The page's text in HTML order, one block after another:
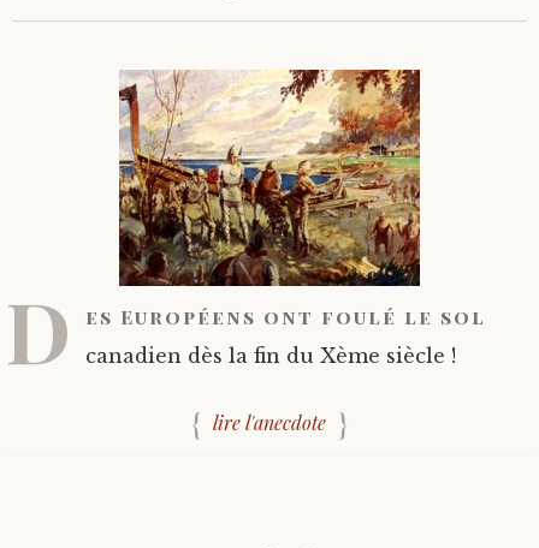
D es Européens ont foulé le sol
canadien dès la fin du Xème siècle !
lire l'anecdote